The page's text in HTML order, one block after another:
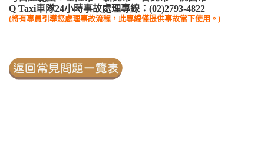
Q Taxi車隊24小時事故處理專線： (02)2793-4822
(將有專員引導您處理事故流程，此專線僅提供事故當下使用。)